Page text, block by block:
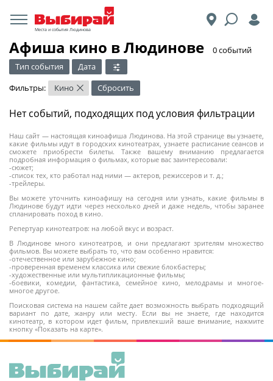
Места и события Людинова
Афиша кино в Людинове
​0 событий
Тип события
Дата
Фильтры:
Кино × Сбросить
Наш сайт — настоящая киноафиша Людинова. На этой странице вы узнаете,
какие фильмы идут в городских кинотеатрах, узнаете расписание сеансов и
сможете приобрести билеты. Также вашему вниманию предлагается
подробная информация о фильмах, которые вас заинтересовали:
-сюжет;
-список тех, кто работал над ними — актеров, режиссеров и т. д.;
-трейлеры.
Вы можете уточнить киноафишу на сегодня или узнать, какие фильмы в
Людинове будут идти через несколько дней и даже недель, чтобы заранее
спланировать поход в кино.
Репертуар кинотеатров: на любой вкус и возраст.
В Людинове много кинотеатров, и они предлагают зрителям множество
фильмов. Вы можете выбрать то, что вам особенно нравится:
-отечественное или зарубежное кино;
-проверенная временем классика или свежие блокбастеры;
-художественные или мультипликационные фильмы;
-боевики, комедии, фантастика, семейное кино, мелодрамы и многое-
многое другое.
Поисковая система на нашем сайте дает возможность выбрать подходящий
вариант по дате, жанру или месту. Если вы не знаете, где находится
кинотеатр, в котором идет фильм, привлекший ваше внимание, нажмите
кнопку «Показать на карте».
Нет событий, подходящих под условия фильтрации